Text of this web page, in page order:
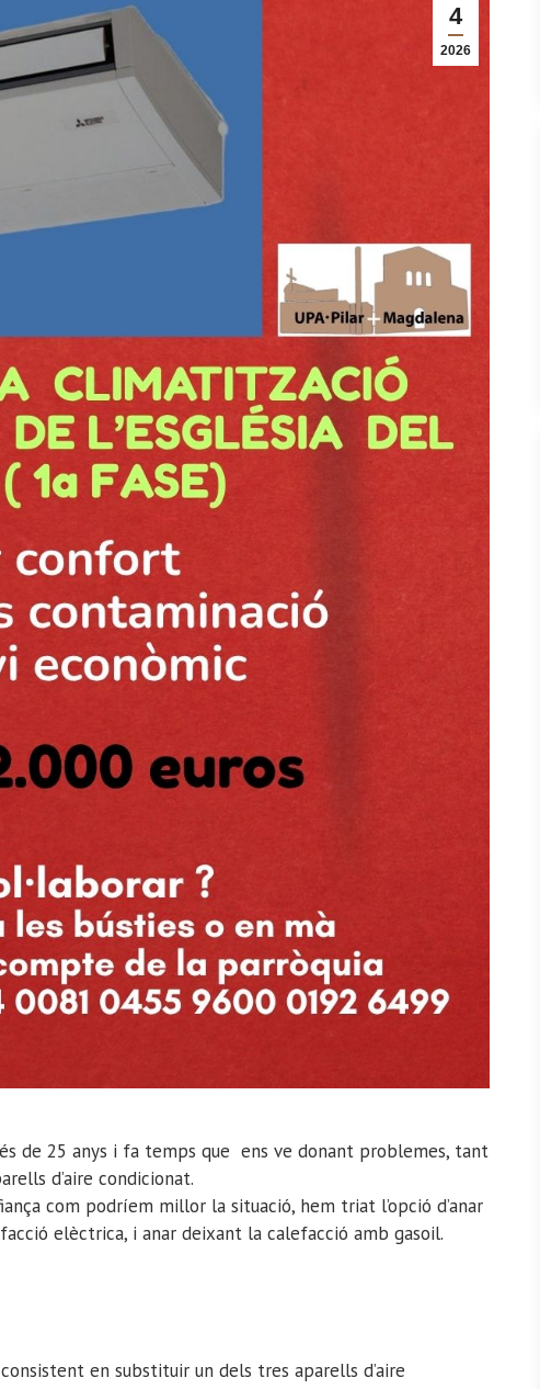
4
2026
de 25 anys i fa temps que ens ve donant problemes, tant
d’aire condicionat.
com podríem millor la situació, hem triat l’opció d’anar
elèctrica, i anar deixant la calefacció amb gasoil.
en substituir un dels tres aparells d’aire